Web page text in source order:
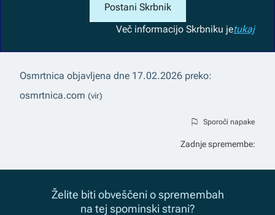
Postani Skrbnik
Več informacijo Skrbniku jetukaj
Osmrtnica objavljena dne 17.02.2026 preko:
osmrtnica.com (vir)
Sporoči napake
Zadnje spremembe:
Želite biti obveščeni o spremembah
na tej spominski strani?